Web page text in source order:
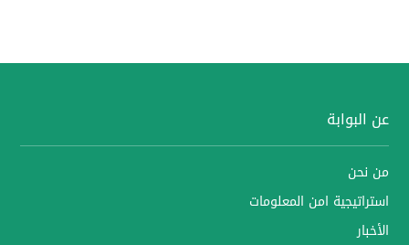
عن البوابة
من نحن
استراتيجية امن المعلومات
الأخبار